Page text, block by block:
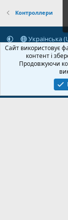
Контроллери
Українська
Зворотній зв'язок
Дoпoмoга
© 2020-
Сайт використовує
контент і
Продовжуючи